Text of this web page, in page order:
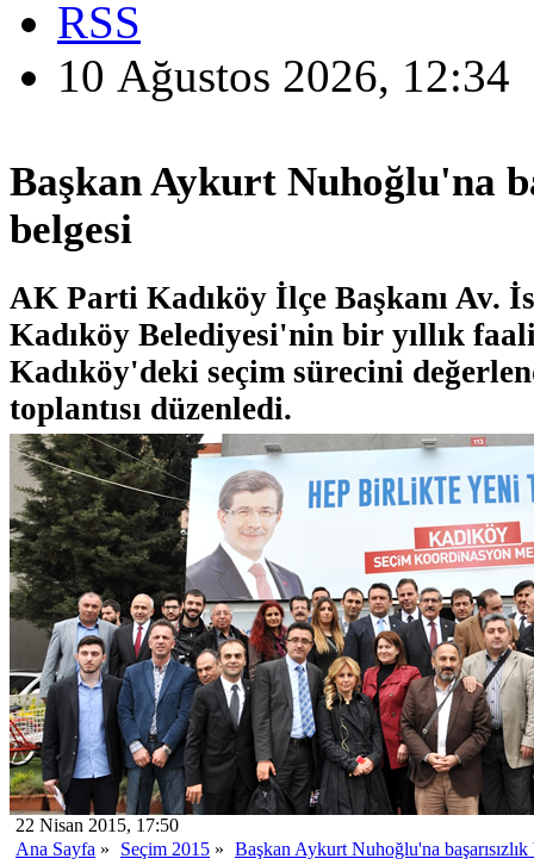
RSS
10 Ağustos 2026, 12:34
Başkan Aykurt Nuhoğlu'na
belgesi
AK Parti Kadıköy İlçe Başkanı Av.
Kadıköy Belediyesi'nin bir yıllık
Kadıköy'deki seçim sürecini
toplantısı düzenledi.
22 Nisan 2015, 17:50
Ana Sayfa » Seçim 2015 » Başkan Aykurt Nuhoğlu'na başarısızlık